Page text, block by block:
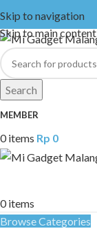
Skip to navigation
Skip to main content
Search
MEMBER
0items Rp 0
0items
Browse Categories